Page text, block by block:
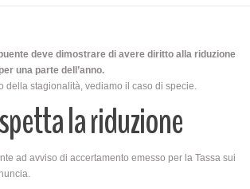
deve dimostrare di avere diritto alla riduzione
una parte dell’anno.
della stagionalità, vediamo il caso di specie.
la riduzione
ad avviso di accertamento emesso per la Tassa sui